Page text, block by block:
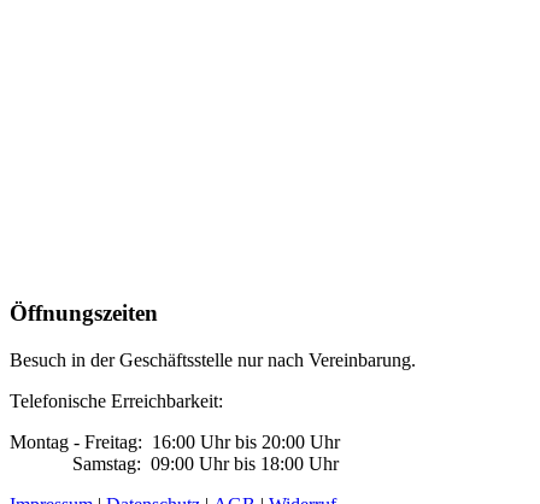
Öffnungszeiten
Besuch in der Geschäftsstelle nur nach Vereinbarung.
Telefonische Erreichbarkeit:
Montag - Freitag: 16:00 Uhr bis 20:00 Uhr
Samstag: 09:00 Uhr bis 18:00 Uhr